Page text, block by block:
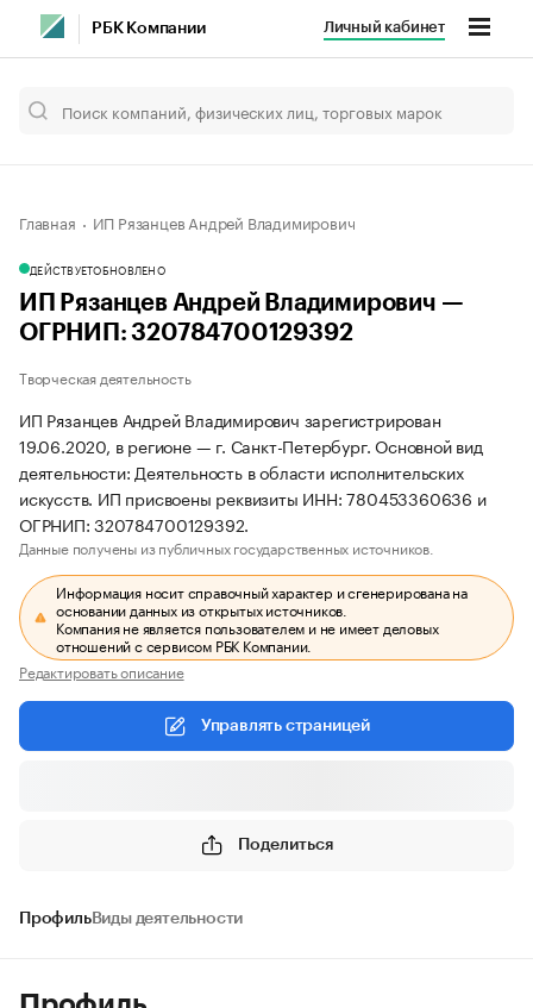
РБК Компании Личный кабинет
Главная ИП Рязанцев Андрей Владимирович
ДЕЙСТВУЕТОБНОВЛЕНО
ИП Рязанцев Андрей Владимирович —
ОГРНИП: 320784700129392
Творческая деятельность
ИП Рязанцев Андрей Владимирович зарегистрирован
19.06.2020, в регионе — г. Санкт-Петербург. Основной вид
деятельности: Деятельность в области исполнительских
искусств. ИП присвоены реквизиты ИНН: 780453360636 и
ОГРНИП: 320784700129392.
Данные получены из публичных государственных источников.
Информация носит справочный характер и сгенерирована на
основании данных из открытых источников.
Компания не является пользователем и не имеет деловых
отношений с сервисом РБК Компании.
Редактировать описание
Управлять страницей
Поделиться
ПрофильВиды деятельности